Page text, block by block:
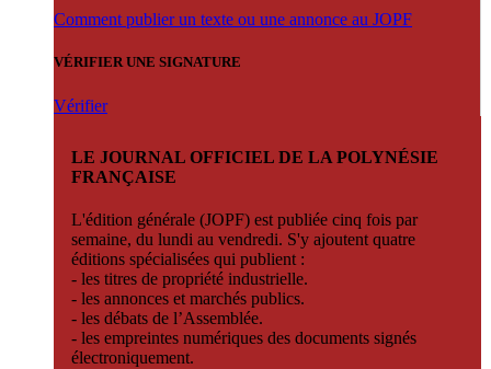
Comment publier un texte ou une annonce au JOPF
VÉRIFIER UNE SIGNATURE
Vérifier
LE JOURNAL OFFICIEL DE LA POLYNÉSIE
FRANÇAISE
L'édition générale (JOPF) est publiée cinq fois par
semaine, du lundi au vendredi. S'y ajoutent quatre
éditions spécialisées qui publient :
- les titres de propriété industrielle.
- les annonces et marchés publics.
- les débats de l’Assemblée.
- les empreintes numériques des documents signés
électroniquement.